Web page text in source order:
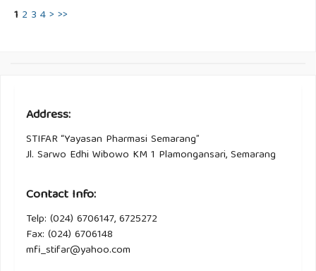
1 2 3 4> >>
Address:
STIFAR “Yayasan Pharmasi Semarang”
Jl. Sarwo Edhi Wibowo KM 1 Plamongansari, Semarang
Contact Info:
Telp: (024) 6706147, 6725272
Fax: (024) 6706148
mfi_stifar@yahoo.com